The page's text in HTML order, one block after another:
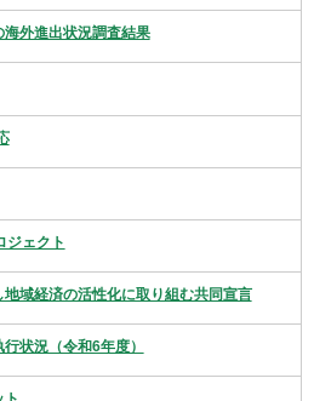
外進出状況調査結果
ジェクト
域経済の活性化に取り組む共同宣言
状況（令和6年度）